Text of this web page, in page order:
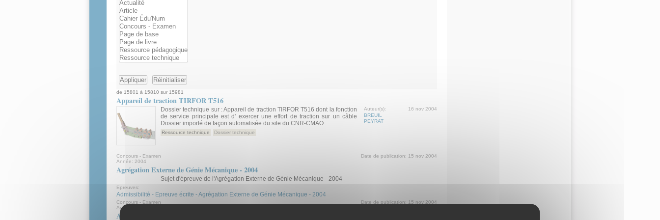
de 15801 à 15810 sur 15981
Appareil de traction TIRFOR T516
16 nov 2004
Auteur(s):
BREUIL
PEYRAT
Dossier technique sur : Appareil de traction TIRFOR T516 dont la fonction
de service principale est d' exercer une effort de traction sur un câble
Dossier importé de façon automatisée du site du CNR-CMAO
Ressource technique Dossier technique
Date de publication: 15 nov 2004
Concours - Examen
Année: 2004
Agrégation Externe de Génie Mécanique - 2004
Sujet d'épreuve de l'Agrégation Externe de Génie Mécanique - 2004
Epreuves:
Admissibilité - Epreuve écrite - Agrégation Externe de Génie Mécanique - 2004
Date de publication: 15 nov 2004
Concours - Examen
Année:
Agrégation Externe de Mécanique - 2004